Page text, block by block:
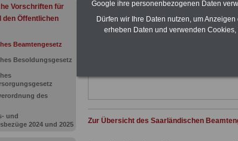
Vorschriften für
den Öffentlichen
Beamtengesetz
Besoldungsgesetz
des
und
2024 und 2025
Ländern. Alle 3 Ratgeber sind übersichtlich
Sachverhalte verständlich (auch geeignet
Beamtinnen und Beamte sowie
Zur Übersicht des Saarländischen
Google ihre personenbezogenen Daten
Dürfen wir Ihre Daten nutzen, um
erheben Daten und verwenden